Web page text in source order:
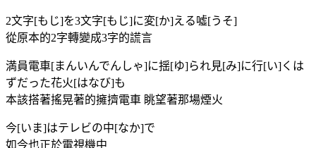
2文字[もじ]を3文字[もじ]に変[か]える噓[うそ]
從原本的2字轉變成3字的謊言
満員電車[まんいんでんしゃ]に揺[ゆ]られ見[み]に行[い]くは
ずだった花火[はなび]も
本該搭著搖晃著的擁擠電車 眺望著那場煙火
今[いま]はテレビの中[なか]で
如今也正於電視機中